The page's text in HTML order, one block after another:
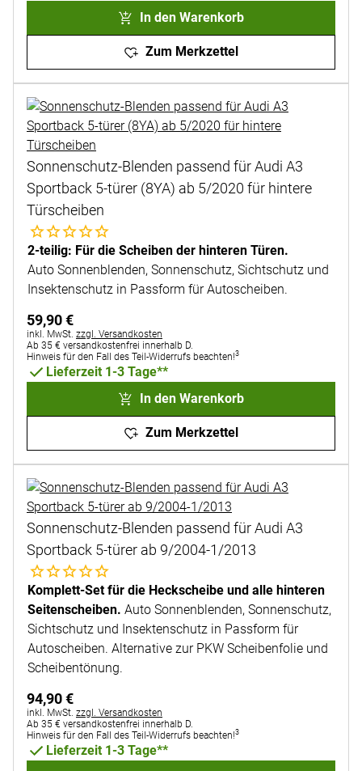
In den Warenkorb
Zum Merkzettel
Sonnenschutz-Blenden passend für Audi A3
Sportback 5-türer (8YA) ab 5/2020 für hintere
Türscheiben
Noch keine Bewertungen abgegeben
2-teilig: Für die Scheiben der hinteren Türen.
Auto Sonnenblenden, Sonnenschutz, Sichtschutz und
Insektenschutz in Passform für Autoscheiben.
59,90€
Steuerhinweis:
inkl. MwSt. zzgl. Versandkosten
Ab 35 € versandkostenfrei innerhalb D.
Hinweis für den Fall des Teil-Widerrufs beachten!3
Lieferzeit 1-3 Tage**
In den Warenkorb
Zum Merkzettel
Sonnenschutz-Blenden passend für Audi A3
Sportback 5-türer ab 9/2004-1/2013
Noch keine Bewertungen abgegeben
Komplett-Set für die Heckscheibe und alle hinteren
Seitenscheiben. Auto Sonnenblenden, Sonnenschutz,
Sichtschutz und Insektenschutz in Passform für
Autoscheiben. Alternative zur PKW Scheibenfolie und
Scheibentönung.
94,90€
Steuerhinweis:
inkl. MwSt. zzgl. Versandkosten
Ab 35 € versandkostenfrei innerhalb D.
Hinweis für den Fall des Teil-Widerrufs beachten!3
Lieferzeit 1-3 Tage**